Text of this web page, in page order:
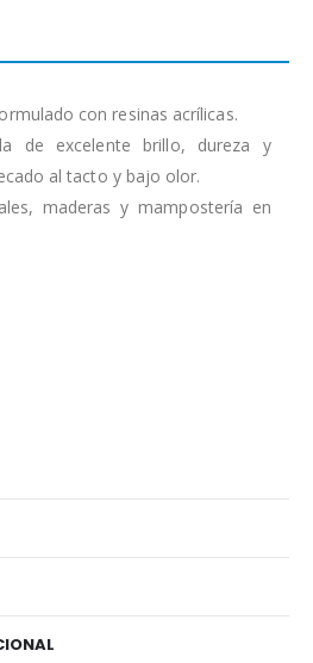
con resinas acrílicas.
de excelente brillo, dureza y
al tacto y bajo olor.
maderas y mampostería en